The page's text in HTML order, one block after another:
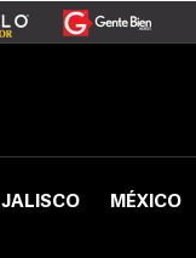
JALISCO MÉXICO